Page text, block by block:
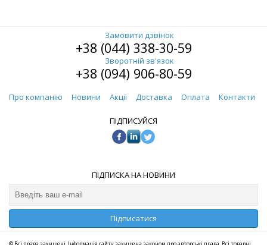
Замовити дзвінок
+38 (044) 338-30-59
Зворотній зв'язок
+38 (094) 906-80-59
Про компанію Новини Акції Доставка Оплата Контакти
ПІДПИСУЙСЯ
ПІДПИСКА НА НОВИНИ
Підписатися
© Всі права захищені. Інформація сайту захищена законом про авторські права. Всі товарні